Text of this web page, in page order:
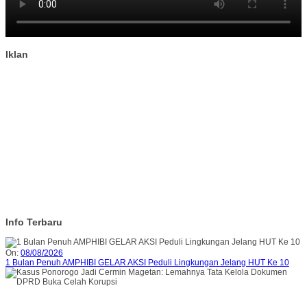
Iklan
Info Terbaru
On: 08/08/2026
1 Bulan Penuh AMPHIBI GELAR AKSI Peduli Lingkungan Jelang HUT Ke 10